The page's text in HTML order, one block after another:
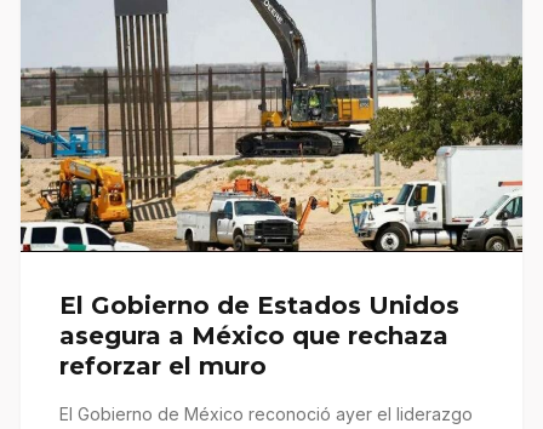
El Gobierno de Estados Unidos
asegura a México que rechaza
reforzar el muro
El Gobierno de México reconoció ayer el liderazgo